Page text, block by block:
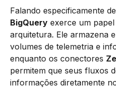
Falando especificamente
BigQuery exerce um
arquitetura. Ele armazena
volumes de telemetria e
enquanto os conectores
permitem que seus fluxos
informações diretamente